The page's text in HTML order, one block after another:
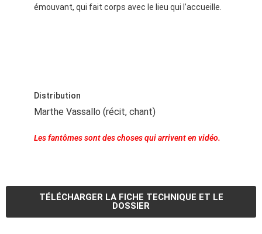
émouvant, qui fait corps avec le lieu qui l’accueille.
Distribution
Marthe Vassallo (récit, chant)
Les fantômes sont des choses qui arrivent en vidéo.
TÉLÉCHARGER LA FICHE TECHNIQUE ET LE
DOSSIER